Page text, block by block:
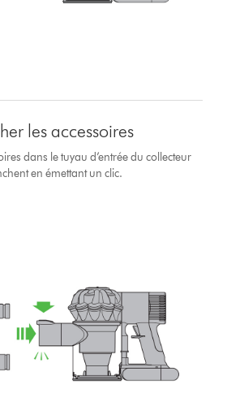
les accessoires
dans le tuyau d’entrée du collecteur
en émettant un clic.